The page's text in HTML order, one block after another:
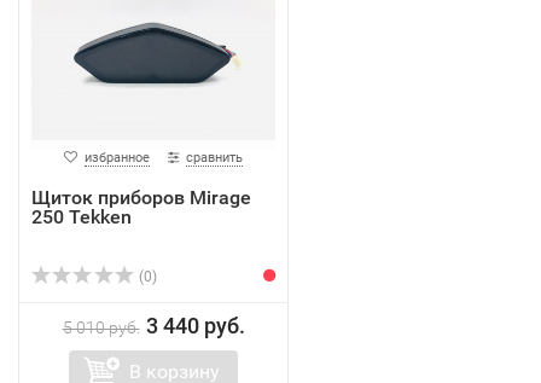
избранное сравнить
Щиток приборов Mirage
250 Tekken
(0)
5 010 руб. 3 440 руб.
В корзину